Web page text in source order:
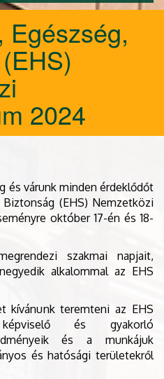
Egészség,
2024
és várunk minden érdeklődőt
(EHS) Nemzetközi
október 17-én és 18-
szakmai napjait,
alkalommal az EHS
kívánunk teremteni az EHS
és gyakorló
és a munkájuk
és hatósági területekről